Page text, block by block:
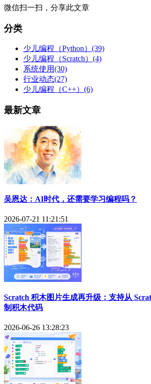
微信扫一扫，分享此文章
分类
少儿编程（Python） (39)
少儿编程（Scratch） (4)
系统使用(30)
行业动态(27)
少儿编程（C++） (6)
最新文章
吴恩达：AI时代，还需要学习编程吗？
2026-07-21 11:21:51
Scratch 积木图片生成再升级：支持从
制积木代码
2026-06-26 13:28:23